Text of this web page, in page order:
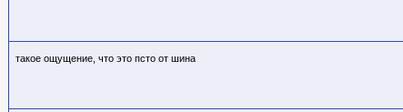
такое ощущение, что это псто от шина